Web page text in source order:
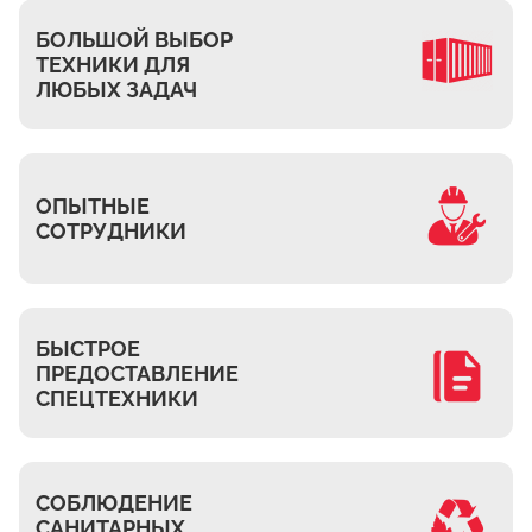
Жуково
Петровское
Томилино
Токарёво
Жилино-1
Чкалово
БОЛЬШОЙ ВЫБОР
ТЕХНИКИ ДЛЯ
ЛЮБЫХ ЗАДАЧ
ОПЫТНЫЕ
СОТРУДНИКИ
БЫСТРОЕ
ПРЕДОСТАВЛЕНИЕ
СПЕЦТЕХНИКИ
СОБЛЮДЕНИЕ